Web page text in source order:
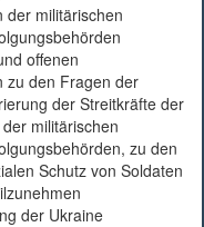
der militärischen
offenen
zu den Fragen der
der Streitkräfte der
militärischen
zu den
Schutz von Soldaten
der Ukraine